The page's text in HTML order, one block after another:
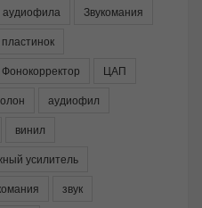
Звукомания
Фонокорректор
ЦАП
аудиофил
винил
усилитель
звук